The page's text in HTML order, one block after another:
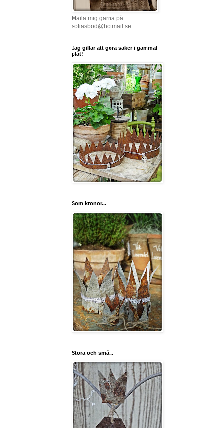
Maila mig gärna på :
sofiasbod@hotmail.se
Jag gillar att göra saker i gammal
plåt!
Som kronor...
Stora och små...